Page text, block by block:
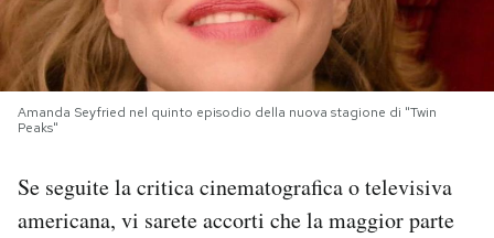
NEWSLETTER
I MIEI PREFERITI
Amanda Seyfried nel quinto episodio della nuova stagione di "Twin
Peaks"
Se seguite la critica cinematografica o televisiva
americana, vi sarete accorti che la maggior parte